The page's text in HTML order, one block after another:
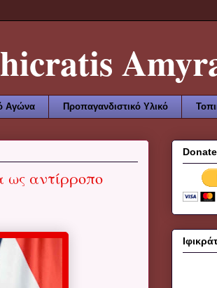
Αγώνα Προπαγανδιστικό Υλικό
ως αντίρροπο